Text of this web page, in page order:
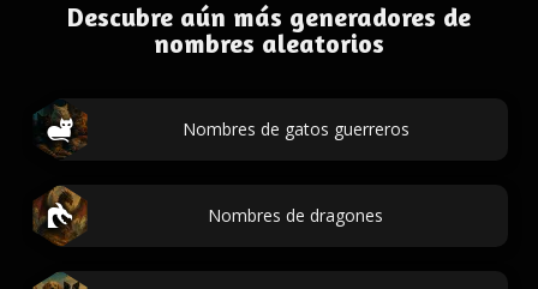
Descubre aún más generadores de
nombres aleatorios
Nombres de gatos guerreros
Nombres de dragones